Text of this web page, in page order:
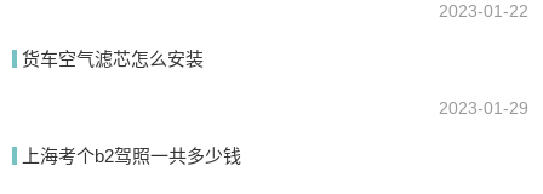
2023-01-22
货车空气滤芯怎么安装
2023-01-29
上海考个b2驾照一共多少钱